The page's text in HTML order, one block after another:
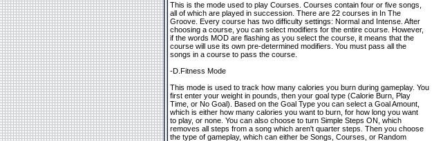
This is the mode used to play Courses. Courses contain four or five songs,
all of which are played in succession. There are 22 courses in In The
Groove. Every course has two difficulty settings: Normal and Intense. After
choosing a course, you can select modifiers for the entire course. However,
if the words MOD are flashing as you select the course, it means that the
course will use its own pre-determined modifiers. You must pass all the
songs in a course to pass the course.
-D.Fitness Mode
This mode is used to track how many calories you burn during gameplay. You
first enter your weight in pounds, then your goal type (Calorie Burn, Play
Time, or No Goal). Based on the Goal Type you can select a Goal Amount,
which is either how many calories you want to burn, for how long you want
to play, or none. You can also choose to turn Simple Steps ON, which
removes all steps from a song which aren't quarter steps. Then you choose
the type of gameplay, which can either be Songs, Courses, or Random